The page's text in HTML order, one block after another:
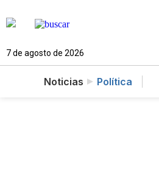
7 de agosto de 2026
Noticias Política